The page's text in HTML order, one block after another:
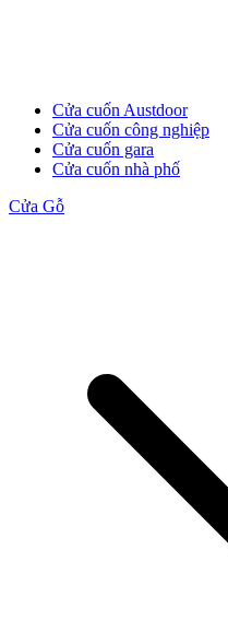
Cửa cuốn Austdoor
Cửa cuốn công nghiệp
Cửa cuốn gara
Cửa cuốn nhà phố
Cửa Gỗ